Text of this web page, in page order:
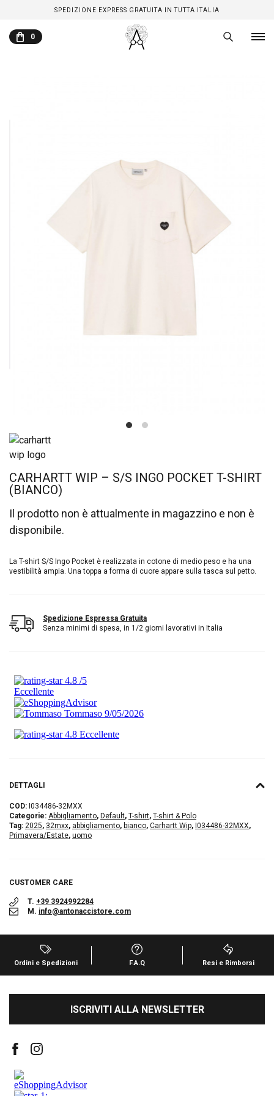
SPEDIZIONE EXPRESS GRATUITA IN TUTTA ITALIA
0
CARHARTT WIP – S/S INGO POCKET T-SHIRT
(BIANCO)
Il prodotto non è attualmente in magazzino e non è
disponibile.
La T-shirt S/S Ingo Pocket è realizzata in cotone di medio peso e ha una
vestibilità ampia. Una toppa a forma di cuore appare sulla tasca sul petto.
Spedizione Espressa Gratuita
Senza minimi di spesa, in 1/2 giorni lavorativi in Italia
DETTAGLI
COD: I034486-32MXX
Categorie: Abbigliamento, Default, T-shirt, T-shirt & Polo
Tag: 2025, 32mxx, abbigliamento, bianco, Carhartt Wip, I034486-32MXX,
Primavera/Estate, uomo
CUSTOMER CARE
T. +39 3924992284
M. info@antonaccistore.com
Ordini e Spedizioni F.A.Q Resi e Rimborsi
ISCRIVITI ALLA NEWSLETTER